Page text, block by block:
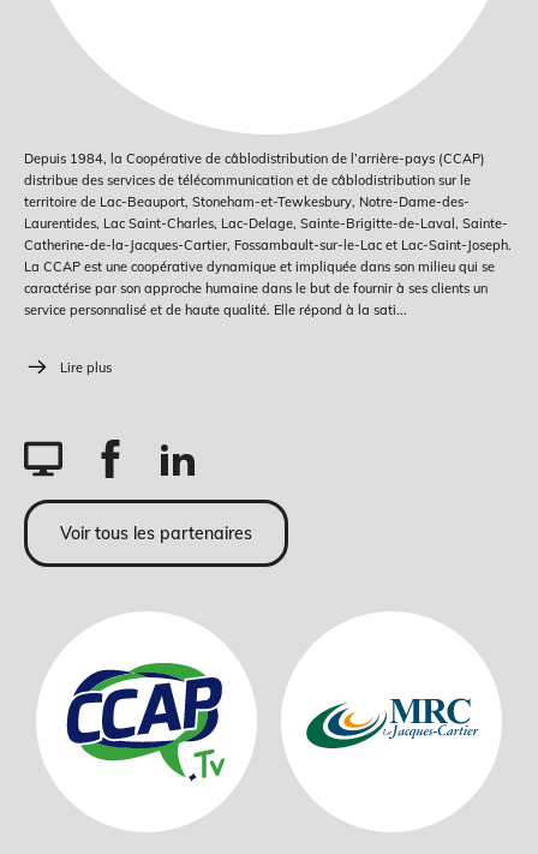
Depuis 1984, la Coopérative de câblodistribution de l’arrière-pays (CCAP)
distribue des services de télécommunication et de câblodistribution sur le
territoire de Lac-Beauport, Stoneham-et-Tewkesbury, Notre-Dame-des-
Laurentides, Lac Saint-Charles, Lac-Delage, Sainte-Brigitte-de-Laval, Sainte-
Catherine-de-la-Jacques-Cartier, Fossambault-sur-le-Lac et Lac-Saint-Joseph.
La CCAP est une coopérative dynamique et impliquée dans son milieu qui se
caractérise par son approche humaine dans le but de fournir à ses clients un
service personnalisé et de haute qualité. Elle répond à la sati...
Lire plus
Voir tous les partenaires